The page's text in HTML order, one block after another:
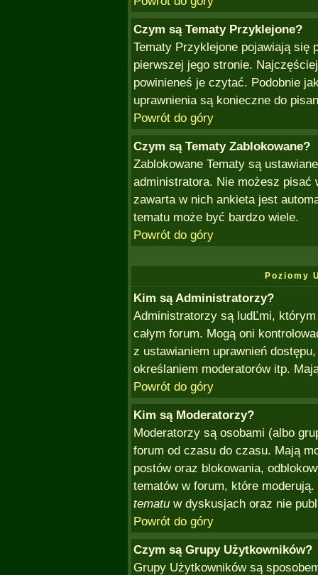
Czym są Tematy Przyklejone?
Tematy Przyklejone pojawiają się
pierwszej jego stronie.
powinieneś je czytać. Podobnie
uprawnienia są konieczne do
Powrót do góry
Czym są Tematy Zablokowane?
Zablokowane Tematy są
administratora. Nie możesz pisać
zawarta w nich ankieta jest
tematu może być bardzo wiele.
Powrót do góry
Poziomy
Kim są Administratorzy?
Administratorzy są ludĽmi,
całym forum. Mogą oni
z ustawianiem uprawnień
określaniem moderatorów itp.
Powrót do góry
Kim są Moderatorzy?
Moderatorzy są osobami (albo
forum od czasu do czasu. Mają
postów oraz blokowania,
tematów w forum, które
tematu w dyskusjach oraz nie
Powrót do góry
Czym są Grupy Użytkowników?
Grupy Użytkowników są